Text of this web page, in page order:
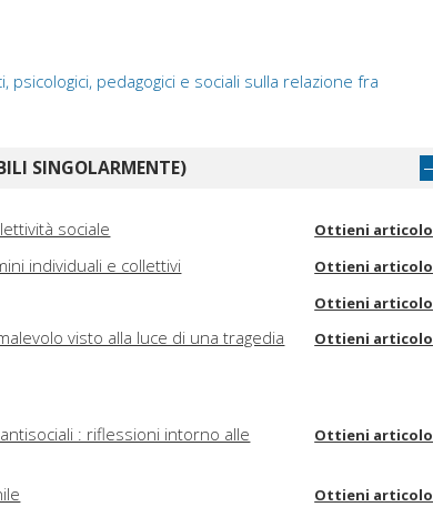
pedagogici e sociali sulla relazione fra
SINGOLARMENTE)
sociale Ottieni articolo
individuali e collettivi Ottieni articolo
Ottieni articolo
visto alla luce di una tragedia
Ottieni articolo
: riflessioni intorno alle
Ottieni articolo
Ottieni articolo